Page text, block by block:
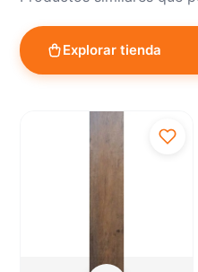
Explorar tienda